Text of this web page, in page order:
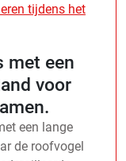
tijdens het
met een
voor
een lange
de roofvogel